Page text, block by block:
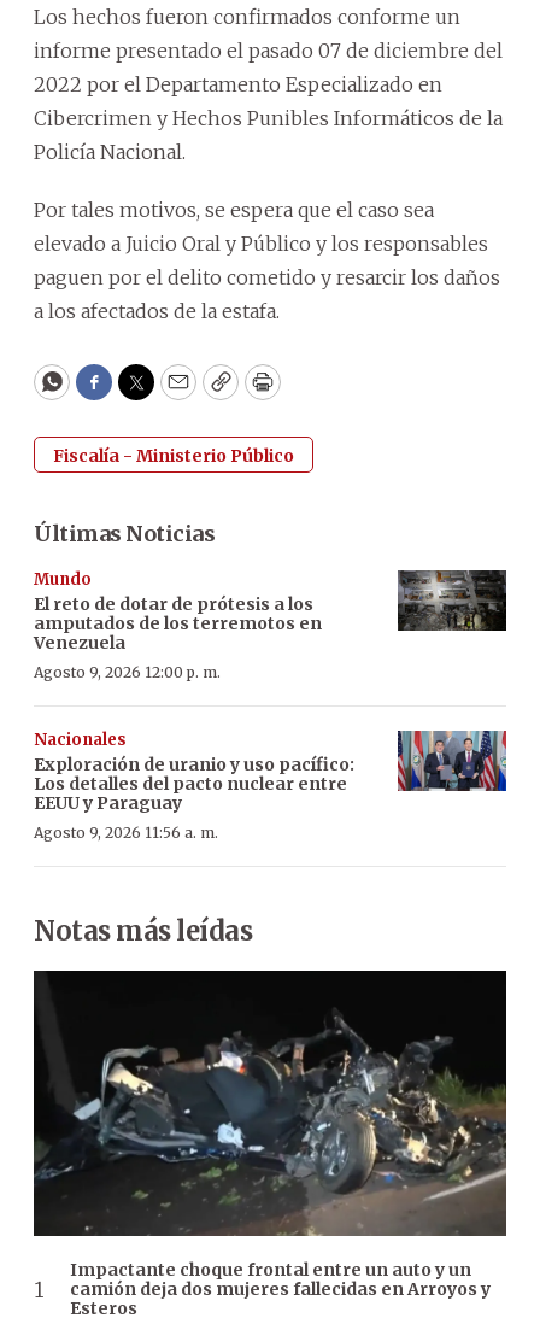
Los hechos fueron confirmados conforme un
informe presentado el pasado 07 de diciembre del
2022 por el Departamento Especializado en
Cibercrimen y Hechos Punibles Informáticos de la
Policía Nacional.
Por tales motivos, se espera que el caso sea
elevado a Juicio Oral y Público y los responsables
paguen por el delito cometido y resarcir los daños
a los afectados de la estafa.
WhatsApp
Facebook
Twitter
EmailCopyPrint
Fiscalía - Ministerio Público
Últimas Noticias
Mundo
El reto de dotar de prótesis a los
amputados de los terremotos en
Venezuela
Agosto 9, 2026 12:00 p. m.
Nacionales
Exploración de uranio y uso pacífico:
Los detalles del pacto nuclear entre
EEUU y Paraguay
Agosto 9, 2026 11:56 a. m.
Notas más leídas
Impactante choque frontal entre un auto y un
camión deja dos mujeres fallecidas en Arroyos y
Esteros